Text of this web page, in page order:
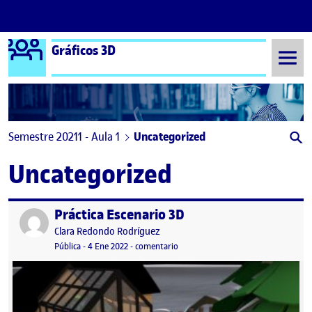
Saltar al contenido
Logo Ágora
Gráficos 3D
Semestre 20211 - Aula 1 Uncategorized
Uncategorized
Publicado porPráctica Escenario 3D
Publicado por
Clara Redondo Rodríguez
Visibilidad:
Pública-Fecha de publicación
4 Ene 2022-comentario